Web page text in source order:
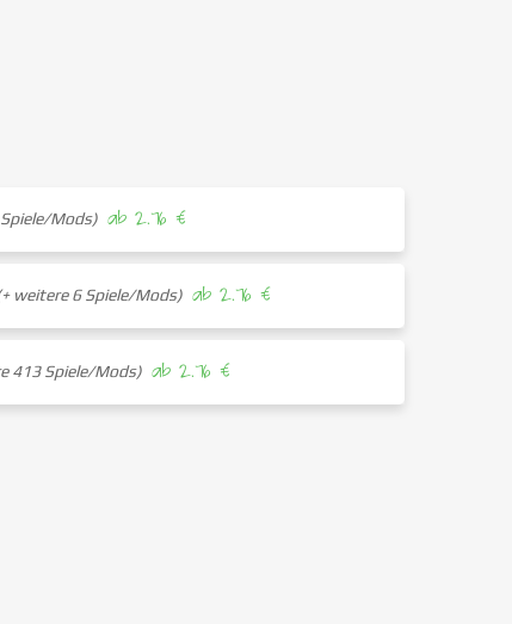
Mods) ab 2.76 €
weitere 6 Spiele/Mods) ab 2.76 €
413 Spiele/Mods) ab 2.76 €